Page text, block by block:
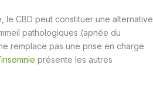
le CBD peut constituer une alternative
pathologiques (apnée du
remplace pas une prise en charge
présente les autres